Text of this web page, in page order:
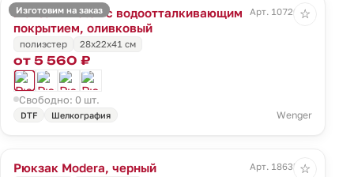
Изготовим на заказ
Рюкзак Photon с водоотталкивающим
покрытием, оливковый
Арт. 10720.90
полиэстер 28х22х41 см
от 5 560 ₽
Свободно: 0 шт.
DTF Шелкография Wenger
☆
Рюкзак Modera, черный
Арт. 18635.30
☆